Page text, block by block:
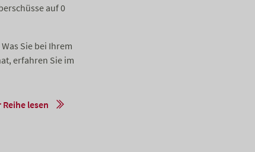
auf 0
Sie bei Ihrem
erfahren Sie im
lesen